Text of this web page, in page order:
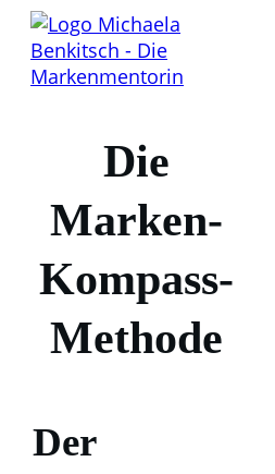
Die
Marken-
Kompass-
Methode
Der